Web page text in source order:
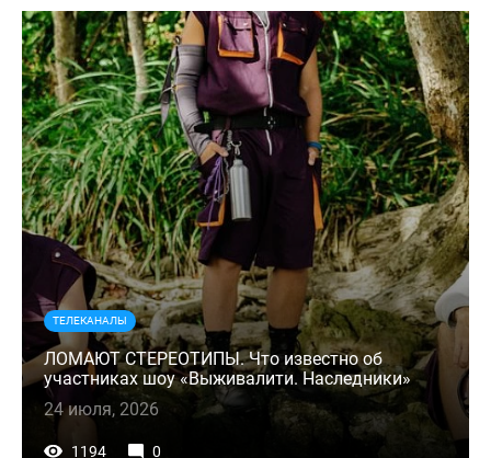
ТЕЛЕКАНАЛЫ
ЛОМАЮТ СТЕРЕОТИПЫ. Что известно об
участниках шоу «Выживалити. Наследники»
24 июля, 2026
1194 0